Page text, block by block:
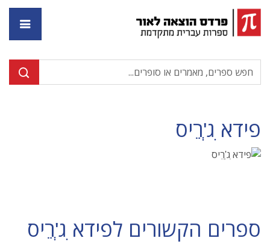
פידא ִג'ְרֵיס
ספרים הקשורים לפידא ִג'ְרֵיס